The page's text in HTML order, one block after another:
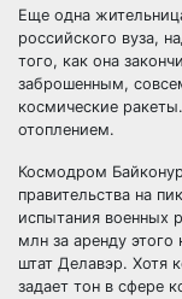
Еще одна
российского вуза,
того, как она
заброшенным,
космические
отоплением.
Космодром
правительства на
испытания военных
млн за аренду
штат Делавэр. Хотя
задает тон в сфере